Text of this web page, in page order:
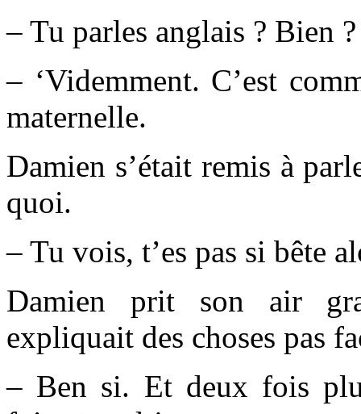
– Tu parles anglais ? Bien ?
– ‘Videmment. C’est
maternelle.
Damien s’était remis à
quoi.
– Tu vois, t’es pas si bête
Damien prit son air
expliquait des choses pas
– Ben si. Et deux fois